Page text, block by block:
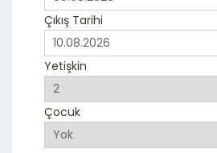
Çıkış Tarihi
Yetişkin
Çocuk